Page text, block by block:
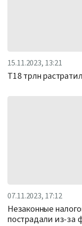
15.11.2023, 13:21
Т18 трлн
07.11.2023, 17:12
Незаконные
пострадали из-за